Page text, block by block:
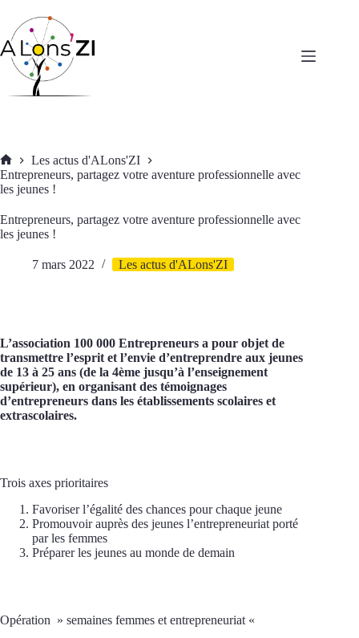
contenu
Accueil
Les actus d'ALons'ZI
Entrepreneurs, partagez votre aventure professionnelle avec
les jeunes !
Entrepreneurs, partagez votre aventure professionnelle avec
les jeunes !
7 mars 2022 Les actus d'ALons'ZI
L’association 100 000 Entrepreneurs a pour objet de
transmettre l’esprit et l’envie d’entreprendre aux jeunes
de 13 à 25 ans (de la 4ème jusqu’à l’enseignement
supérieur), en organisant des témoignages
d’entrepreneurs dans les établissements scolaires et
extrascolaires.
Trois axes prioritaires
Favoriser l’égalité des chances pour chaque jeune
Promouvoir auprès des jeunes l’entrepreneuriat porté
par les femmes
Préparer les jeunes au monde de demain
Opération » semaines femmes et entrepreneuriat «